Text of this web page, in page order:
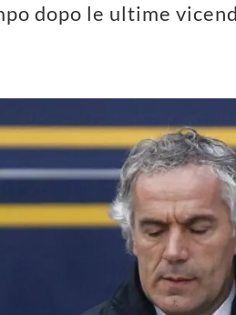
dopo le ultime